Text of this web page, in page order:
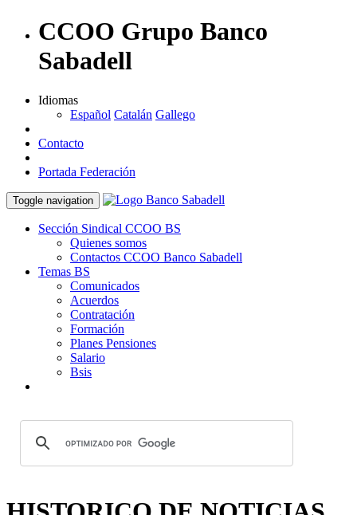
CCOO Grupo Banco
Sabadell
Idiomas
Español Catalán Gallego
Contacto
Portada Federación
Toggle navigation
Sección Sindical CCOO BS
Quienes somos
Contactos CCOO Banco Sabadell
Temas BS
Comunicados
Acuerdos
Contratación
Formación
Planes Pensiones
Salario
Bsis